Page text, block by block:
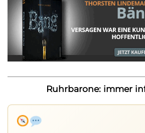
Ruhrbarone: immer